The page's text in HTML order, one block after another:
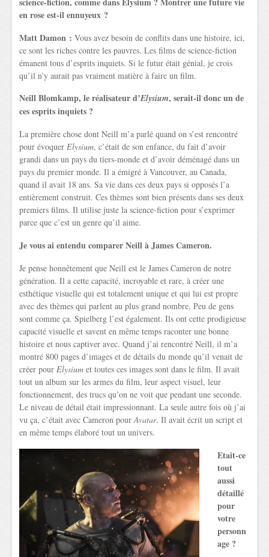
en rose est-il ennuyeux ?
Matt Damon : Vous avez besoin de conflits dans une histoire, ici,
ce sont les riches contre les pauvres. Les films de science-fiction
émanent tous d’esprits inquiets. Si le futur était génial, je crois
qu’il n’y aurait pas vraiment matière à faire un film.
Neill Blomkamp, le réalisateur d’Elysium, serait-il donc un de
ces esprits inquiets ?
La première chose dont Neill m’a parlé quand on s’est rencontré
pour évoquerElysium, c’était de son enfance, du fait d’avoir
grandi dans un pays du tiers-monde et d’avoir déménagé dans un
pays du premier monde. Il a émigré à Vancouver, au Canada,
quand il avait 18 ans. Sa vie dans ces deux pays si opposés l’a
entièrement construit. Ces thèmes sont bien présents dans ses deux
premiers films. Il utilise juste la science-fiction pour s’exprimer
parce que c’est un genre qu’il aime.
Je vous ai entendu comparer Neill à James Cameron.
Je pense honnêtement que Neill est le James Cameron de notre
génération. Il a cette capacité, incroyable et rare, à créer une
esthétique visuelle qui est totalement unique et qui lui est propre
avec des thèmes qui parlent au plus grand nombre. Peu de gens
sont comme ça. Spielberg l’est également. Ils ont cette prodigieuse
capacité visuelle et savent en même temps raconter une bonne
histoire et nous captiver avec. Quand j’ai rencontré Neill, il m’a
montré 800 pages d’images et de détails du monde qu’il venait de
créer pourElysium et toutes ces images sont dans le film. Il avait
tout un album sur les armes du film, leur aspect visuel, leur
fonctionnement, des trucs qu’on ne voit que pendant une seconde.
Le niveau de détail était impressionnant. La seule autre fois où j’ai
vu ça, c’était avec Cameron pourAvatar. Il avait écrit un script et
en même temps élaboré tout un univers.
Etait-ce
tout
aussi
détaillé
pour
votre
personn
age ?